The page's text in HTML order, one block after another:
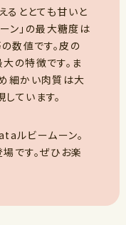
るととても甘いと
ン」の最大糖度は
数値です。皮の
の特徴です。ま
細かい肉質は大
ています。
ルビームーン。
です。ぜひお楽